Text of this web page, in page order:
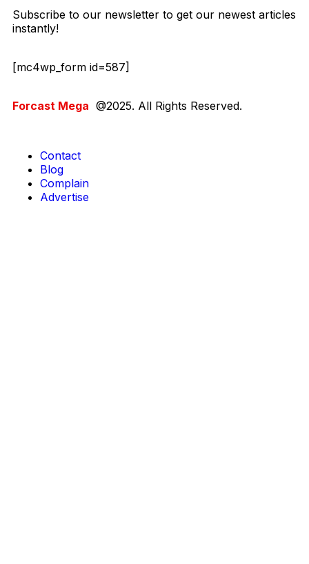
Subscribe to our newsletter to get our newest articles
instantly!
[mc4wp_form id=587]
Forcast Mega @2025. All Rights Reserved.
Contact
Blog
Complain
Advertise